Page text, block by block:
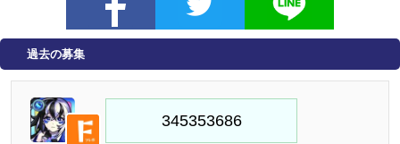
過去の募集